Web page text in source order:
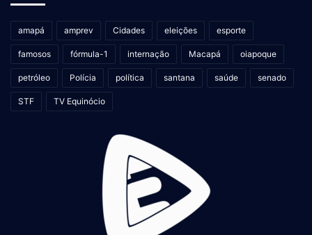
amapá amprev Cidades eleições esporte
famosos fórmula-1 internação Macapá oiapoque
petróleo Polícia política santana saúde senado
STF TV Equinócio